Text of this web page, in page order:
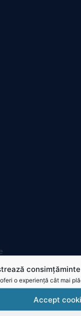
o experiență cât mai
Accept